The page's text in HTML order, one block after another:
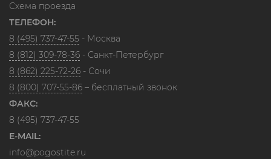
Схема проезда
ТЕЛЕФОН:
8 (495) 737-47-55 - Москва
8 (812) 309-78-36 - Санкт-Петербург
8 (862) 225-72-26 - Сочи
8 (800) 707-55-86 – бесплатный звонок
ФАКС:
8 (495) 737-47-55
E-MAIL:
info@pogostite.ru